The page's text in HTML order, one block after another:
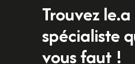
Trouvez le.a
spécialiste
vous faut !